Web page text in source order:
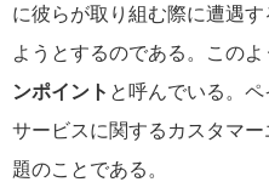
に彼らが取り組む際に遭遇
ようとするのである。このよ
ンポイント と呼んでいる。
サービスに関するカスタマ
題のことである。